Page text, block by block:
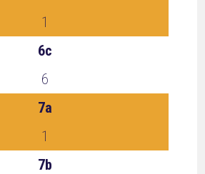
1
6c
6
7a
1
7b